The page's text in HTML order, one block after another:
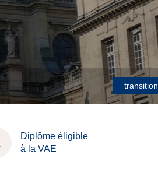
transition
Diplôme éligible
à la VAE